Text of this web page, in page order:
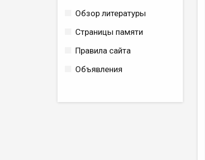
Обзор литературы
Страницы памяти
Правила сайта
Объявления